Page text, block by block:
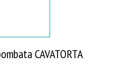
CAVATORTA